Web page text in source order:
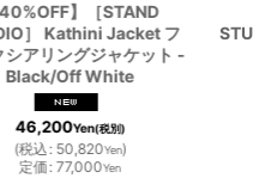
【60%OFF】［DRAE］
BRUSHED-BACK NON-FADE
STRAIGHT JEAN ストレート
インディゴデニムパンツ
［INDIGO］
15,600Yen
(税込: 17,160
定価: 39,000